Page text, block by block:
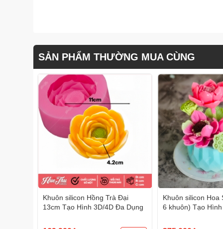
SẢN PHẨM THƯỜNG MUA CÙNG
Khuôn silicon Hồng Trà Đại
13cm Tạo Hình 3D/4D Đa Dụng
Khuôn silicon Hoa
6 khuôn) Tạo